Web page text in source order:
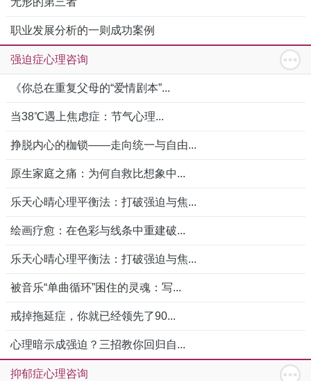
职业发展分析的一则成功案例
强迫症心理咨询
《你总在重复父母的“爱情剧本”...
当38℃遇上焦虑症：节气心理...
挣脱内心的枷锁——走向统一与自由...
原生家庭之痛：为何自救比想象中...
乐天心晴心理平衡法：打破强迫与焦...
绘画疗愈：在色彩与线条中重建破...
乐天心晴心理平衡法：打破强迫与焦...
被音乐“单曲循环”困住的灵魂：写...
戒掉拖延症，你就已经领先了90...
心理暗示成强迫？三招教你回归自...
抑郁症心理咨询